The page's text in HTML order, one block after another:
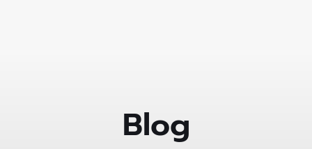
Blog